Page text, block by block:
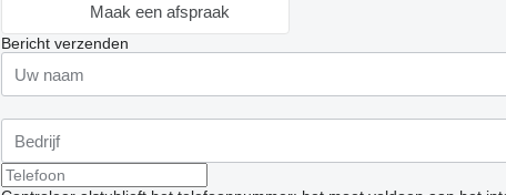
Maak een afspraak
Bericht verzenden